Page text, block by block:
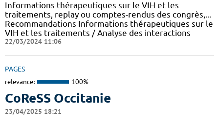
Informations thérapeutiques sur le VIH et les
traitements, replay ou comptes-rendus des congrès,...
Recommandations Informations thérapeutiques sur le
VIH et les traitements / Analyse des interactions
22/03/2024 11:06
PAGES
relevance: 100%
CoReSS Occitanie
23/04/2025 18:21